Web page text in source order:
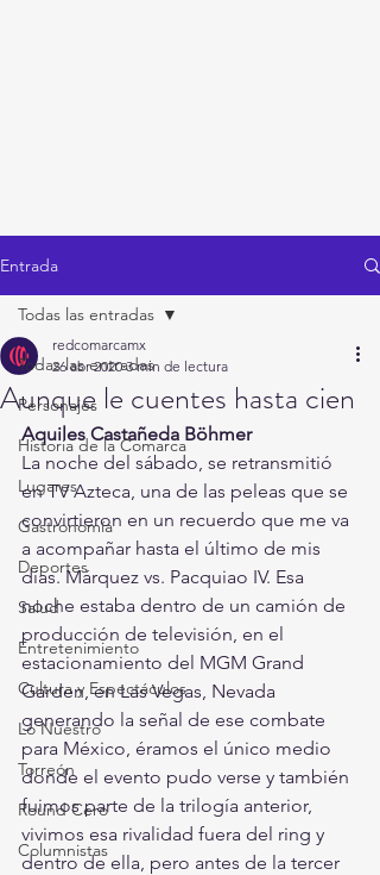
Entrada
Todas las entradas
Personajes
Historia de la Comarca
Lugares
Gastronomía
Deportes
Salud
Entretenimiento
Cultura y Espectáculos
Lo Nuestro
Torreón
Round Cero
Columnistas
Todas las entradas
Aunque le cuentes hasta cien
redcomarcamx
26 abr 2020 3 min de lectura
Aquiles Castañeda Böhmer
La noche del sábado, se retransmitió
en TV Azteca, una de las peleas que se
convirtieron en un recuerdo que me va
a acompañar hasta el último de mis
días. Márquez vs. Pacquiao IV. Esa
noche estaba dentro de un camión de
producción de televisión, en el
estacionamiento del MGM Grand
Garden, en Las Vegas, Nevada
generando la señal de ese combate
para México, éramos el único medio
donde el evento pudo verse y también
fuimos parte de la trilogía anterior,
vivimos esa rivalidad fuera del ring y
dentro de ella, pero antes de la tercer